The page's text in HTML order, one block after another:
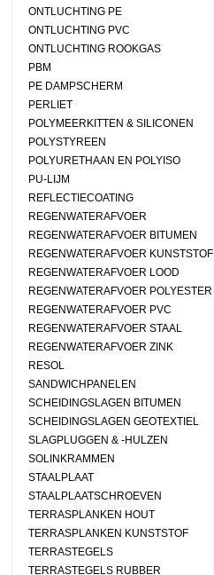
ONTLUCHTING PE
ONTLUCHTING PVC
ONTLUCHTING ROOKGAS
PBM
PE DAMPSCHERM
PERLIET
POLYMEERKITTEN & SILICONEN
POLYSTYREEN
POLYURETHAAN EN POLYISO
PU-LIJM
REFLECTIECOATING
REGENWATERAFVOER
REGENWATERAFVOER BITUMEN
REGENWATERAFVOER KUNSTSTOF
REGENWATERAFVOER LOOD
REGENWATERAFVOER POLYESTER
REGENWATERAFVOER PVC
REGENWATERAFVOER STAAL
REGENWATERAFVOER ZINK
RESOL
SANDWICHPANELEN
SCHEIDINGSLAGEN BITUMEN
SCHEIDINGSLAGEN GEOTEXTIEL
SLAGPLUGGEN & -HULZEN
SOLINKRAMMEN
STAALPLAAT
STAALPLAATSCHROEVEN
TERRASPLANKEN HOUT
TERRASPLANKEN KUNSTSTOF
TERRASTEGELS
TERRASTEGELS RUBBER